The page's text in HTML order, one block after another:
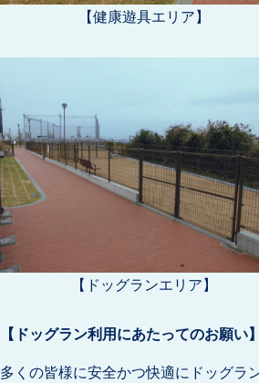
【健康遊具エリア】
【ドッグランエリア】
【ドッグラン利用にあたってのお願い】
多くの皆様に安全かつ快適にドッグラ